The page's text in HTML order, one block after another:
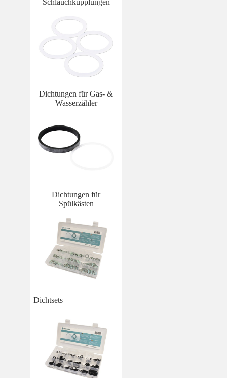
Dichtungen für Gas- &
Wasserzähler
Dichtungen für
Spülkästen
Dichtsets